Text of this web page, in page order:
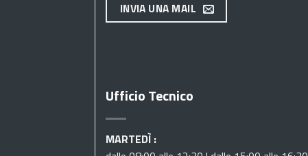
INVIA UNA MAIL
Ufficio Tecnico
MARTEDÌ :